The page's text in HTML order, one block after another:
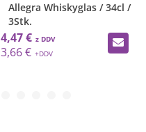
Allegra Whiskyglas / 34cl /
3Stk.
4,47 €
3,66 €